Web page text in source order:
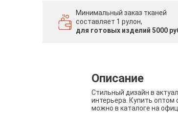
Минимальный заказ тканей
составляет 1 рулон,
для готовых изделий 5000
Описание
Стильный дизайн в
интерьера. Купить оптом
можно в каталоге на